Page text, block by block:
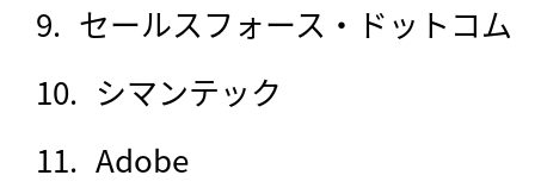
セールスフォース・ドットコム
シマンテック
Adobe